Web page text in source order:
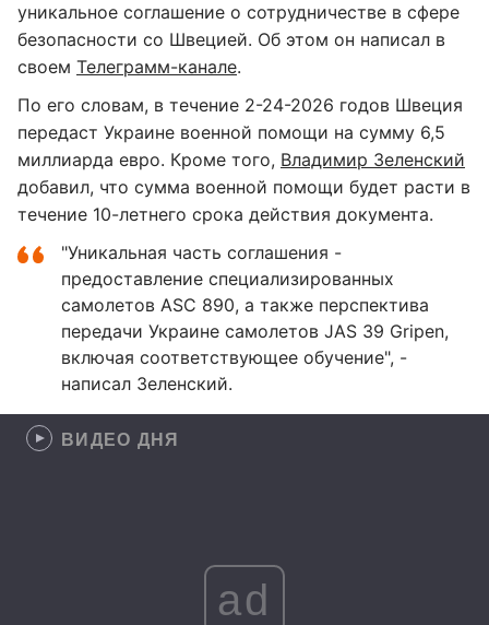
уникальное соглашение о сотрудничестве в сфере
безопасности со Швецией. Об этом он написал в
своем Телеграмм-канале.
По его словам, в течение 2-24-2026 годов Швеция
передаст Украине военной помощи на сумму 6,5
миллиарда евро. Кроме того, Владимир Зеленский
добавил, что сумма военной помощи будет расти в
течение 10-летнего срока действия документа.
"Уникальная часть соглашения -
предоставление специализированных
самолетов ASC 890, а также перспектива
передачи Украине самолетов JAS 39 Gripen,
включая соответствующее обучение", -
написал Зеленский.
ВИДЕО ДНЯ
ad